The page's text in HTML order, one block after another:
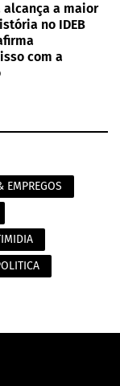
alcança a maior
no IDEB
com a
EMPREGOS